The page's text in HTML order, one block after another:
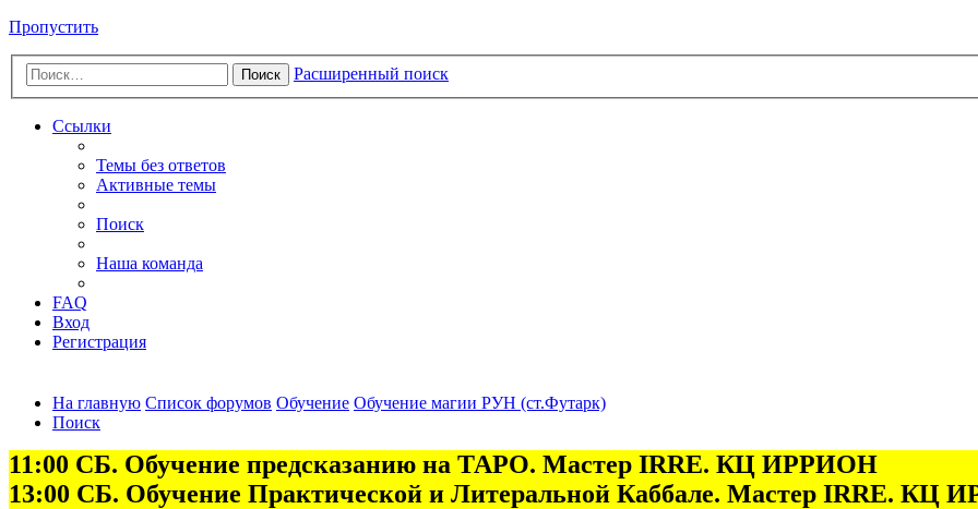
Пропустить
Поиск Расширенный поиск
Ссылки
Темы без ответов
Активные темы
Поиск
Наша команда
FAQ
Вход
Регистрация
На главную Список форумов Обучение Обучение магии РУН (ст.Футарк)
Поиск
11:00 СБ. Обучение предсказанию на ТАРО. Мастер IRRE. КЦ ИРРИОН
13:00 СБ. Обучение Практической и Литеральной Каббале. Мастер IRRE. КЦ